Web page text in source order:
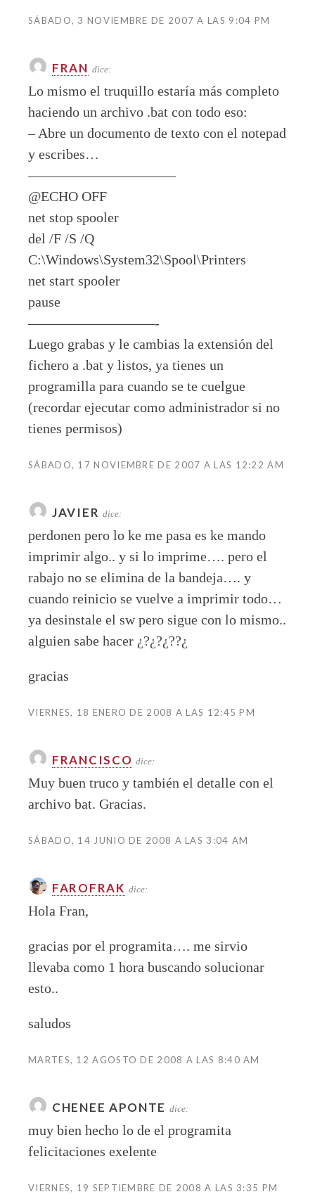
SÁBADO, 3 NOVIEMBRE DE 2007 A LAS 9:04 PM
FRAN dice:
Lo mismo el truquillo estaría más completo
haciendo un archivo .bat con todo eso:
– Abre un documento de texto con el notepad
y escribes…
——————————–
@ECHO OFF
net stop spooler
del /F /S /Q
C:\Windows\System32\Spool\Printers
net start spooler
pause
—————————-
Luego grabas y le cambias la extensión del
fichero a .bat y listos, ya tienes un
programilla para cuando se te cuelgue
(recordar ejecutar como administrador si no
tienes permisos)
SÁBADO, 17 NOVIEMBRE DE 2007 A LAS 12:22 AM
JAVIER dice:
perdonen pero lo ke me pasa es ke mando
imprimir algo.. y si lo imprime…. pero el
rabajo no se elimina de la bandeja…. y
cuando reinicio se vuelve a imprimir todo…
ya desinstale el sw pero sigue con lo mismo..
alguien sabe hacer ¿?¿?¿??¿
gracias
VIERNES, 18 ENERO DE 2008 A LAS 12:45 PM
FRANCISCO dice:
Muy buen truco y también el detalle con el
archivo bat. Gracias.
SÁBADO, 14 JUNIO DE 2008 A LAS 3:04 AM
FAROFRAK dice:
Hola Fran,
gracias por el programita…. me sirvio
llevaba como 1 hora buscando solucionar
esto..
saludos
MARTES, 12 AGOSTO DE 2008 A LAS 8:40 AM
CHENEE APONTE dice:
muy bien hecho lo de el programita
felicitaciones exelente
VIERNES, 19 SEPTIEMBRE DE 2008 A LAS 3:35 PM